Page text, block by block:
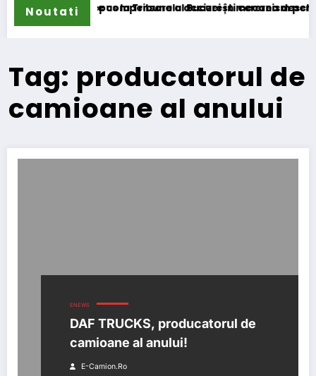
Noutati
de compensare a accizei în mecanism permanent
STB a depus la Tribunalul București cererea deschiderii
Tag: producatorul de
camioane al anului
ENEWS
DAF TRUCKS, producatorul de
camioane al anului!
E-Camion.ro